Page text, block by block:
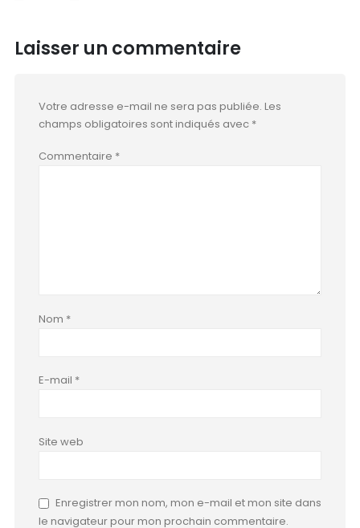
Laisser un commentaire
Votre adresse e-mail ne sera pas publiée. Les
champs obligatoires sont indiqués avec *
Commentaire *
Nom *
E-mail *
Site web
Enregistrer mon nom, mon e-mail et mon site dans
le navigateur pour mon prochain commentaire.